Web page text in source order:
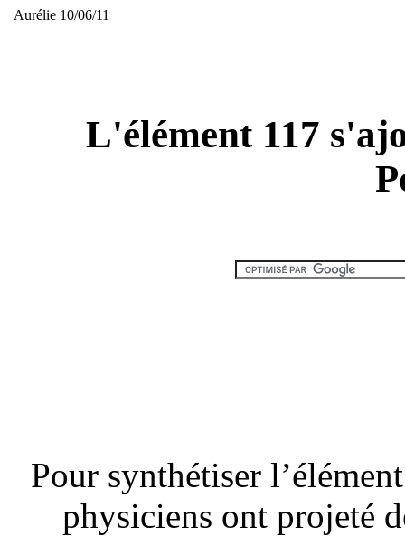
Aurélie 10/06/11
L'élément 117
Pour synthétiser
physiciens ont projeté